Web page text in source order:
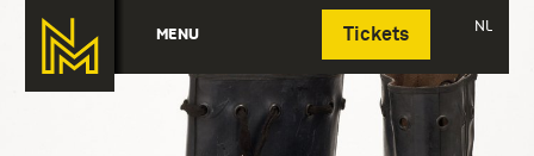
MENU Tickets NL
Deutsch